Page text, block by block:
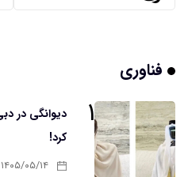
فناوری
۱
دیوانگی در
کرد!
۱۴۰۵/۰۵/۱۴ ۱۶:۱۰